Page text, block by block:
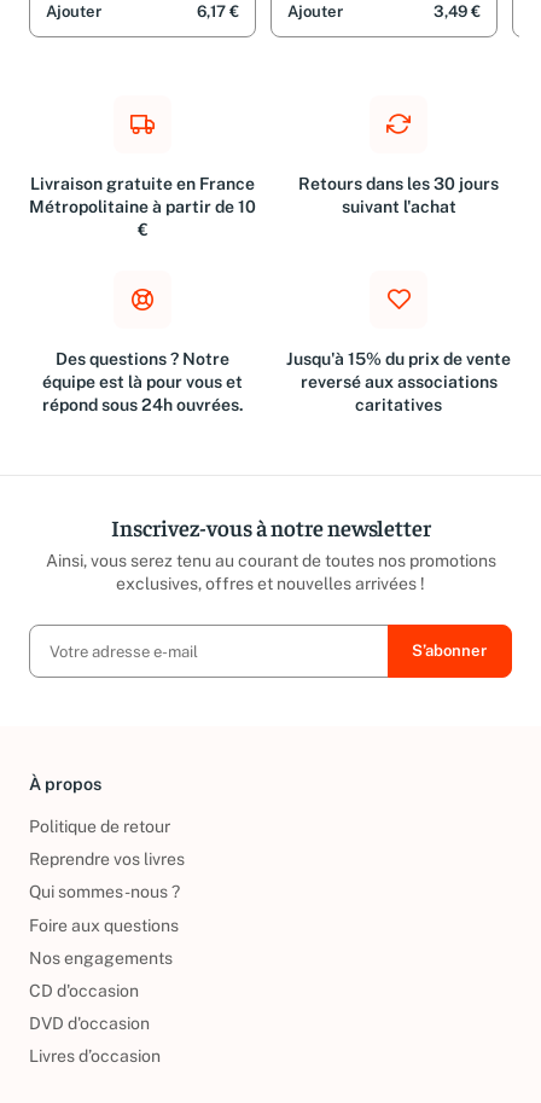
Ajouter 6,17 € Ajouter 3,49 €
Livraison gratuite en France
Métropolitaine à partir de 10
€
Retours dans les 30 jours
suivant l'achat
Des questions ? Notre
équipe est là pour vous et
répond sous 24h ouvrées.
Jusqu'à 15% du prix de vente
reversé aux associations
caritatives
Inscrivez-vous à notre newsletter
Ainsi, vous serez tenu au courant de toutes nos promotions
exclusives, offres et nouvelles arrivées !
À propos
Politique de retour
Reprendre vos livres
Qui sommes-nous ?
Foire aux questions
Nos engagements
CD d'occasion
DVD d'occasion
Livres d’occasion